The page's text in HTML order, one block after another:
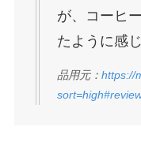
が、コーヒ
たように感
品用元： https://